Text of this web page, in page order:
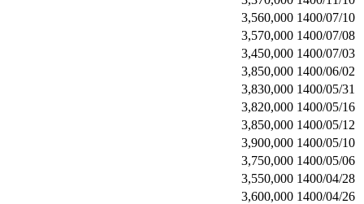
1400/07/10
3,560,000
1400/07/08
3,570,000
1400/07/03
3,450,000
1400/06/02
3,850,000
1400/05/31
3,830,000
1400/05/16
3,820,000
1400/05/12
3,850,000
1400/05/10
3,900,000
1400/05/06
3,750,000
1400/04/28
3,550,000
1400/04/26
3,600,000